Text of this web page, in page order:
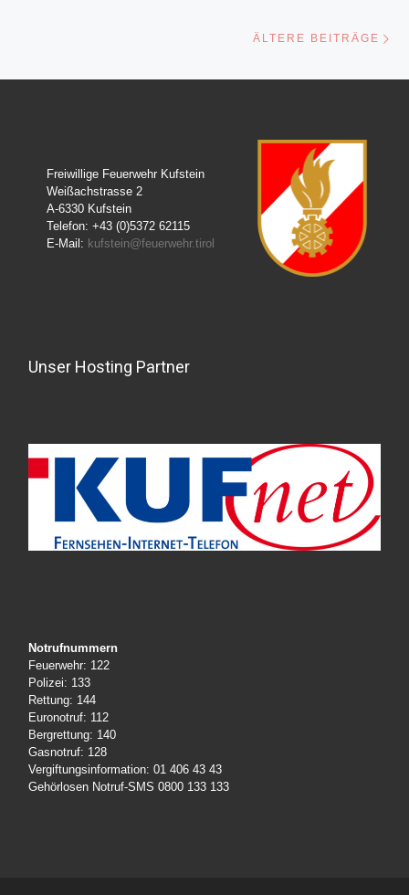
ÄLTERE BEITRÄGE
Freiwillige Feuerwehr Kufstein
Weißachstrasse 2
A-6330 Kufstein
Telefon: +43 (0)5372 62115
E-Mail: kufstein@feuerwehr.tirol
Unser Hosting Partner
Notrufnummern
Feuerwehr: 122
Polizei: 133
Rettung: 144
Euronotruf: 112
Bergrettung: 140
Gasnotruf: 128
Vergiftungsinformation: 01 406 43 43
Gehörlosen Notruf-SMS 0800 133 133